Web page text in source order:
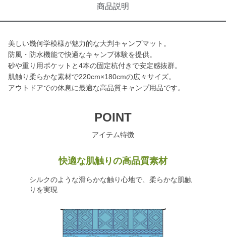
商品説明
美しい幾何学模様が魅力的な大判キャンプマット。
防風・防水機能で快適なキャンプ体験を提供。
砂や重り用ポケットと4本の固定杭付きで安定感抜群。
肌触り柔らかな素材で220cm×180cmの広々サイズ。
アウトドアでの休息に最適な高品質キャンプ用品です。
POINT
アイテム特徴
快適な肌触りの高品質素材
シルクのような滑らかな触り心地で、柔らかな肌触
りを実現